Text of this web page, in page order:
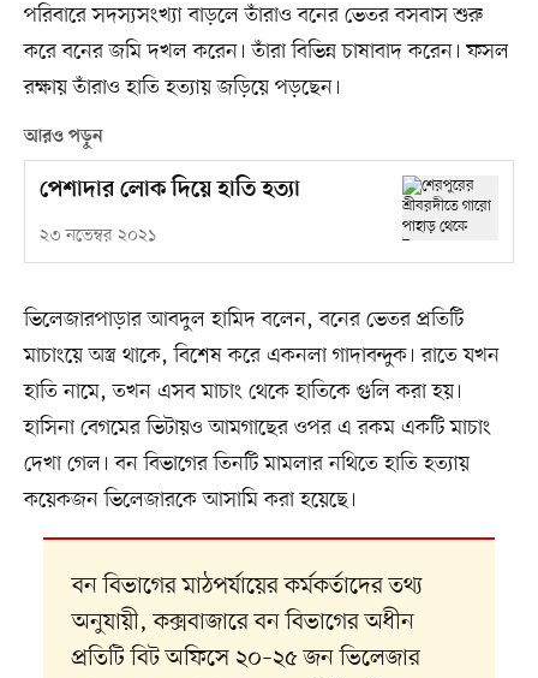
পরিবারে সদস্যসংখ্যা বাড়লে তাঁরাও বনের ভেতর বসবাস শুরু
করে বনের জমি দখল করেন। তাঁরা বিভিন্ন চাষাবাদ করেন। ফসল
রক্ষায় তাঁরাও হাতি হত্যায় জড়িয়ে পড়ছেন।
আরও পড়ুন
পেশাদার লোক দিয়ে হাতি হত্যা
২৩ নভেম্বর ২০২১
ভিলেজারপাড়ার আবদুল হামিদ বলেন, বনের ভেতর প্রতিটি
মাচাংয়ে অস্ত্র থাকে, বিশেষ করে একনলা গাদাবন্দুক। রাতে যখন
হাতি নামে, তখন এসব মাচাং থেকে হাতিকে গুলি করা হয়।
হাসিনা বেগমের ভিটায়ও আমগাছের ওপর এ রকম একটি মাচাং
দেখা গেল। বন বিভাগের তিনটি মামলার নথিতে হাতি হত্যায়
কয়েকজন ভিলেজারকে আসামি করা হয়েছে।
বন বিভাগের মাঠপর্যায়ের কর্মকর্তাদের তথ্য
অনুযায়ী, কক্সবাজারে বন বিভাগের অধীন
প্রতিটি বিট অফিসে ২০–২৫ জন ভিলেজার